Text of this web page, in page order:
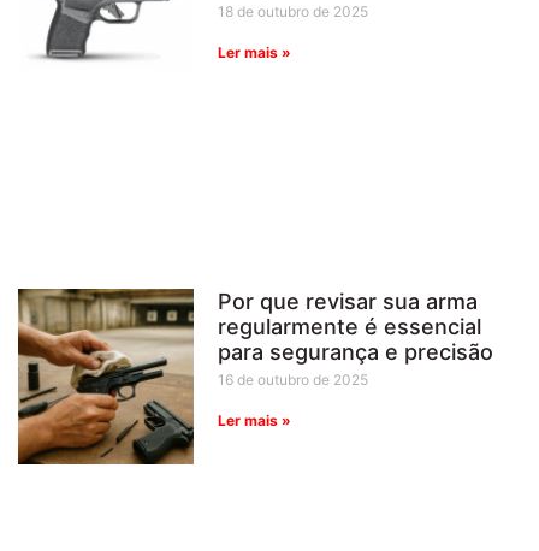
18 de outubro de 2025
Ler mais »
Por que revisar sua arma
regularmente é essencial
para segurança e precisão
16 de outubro de 2025
Ler mais »